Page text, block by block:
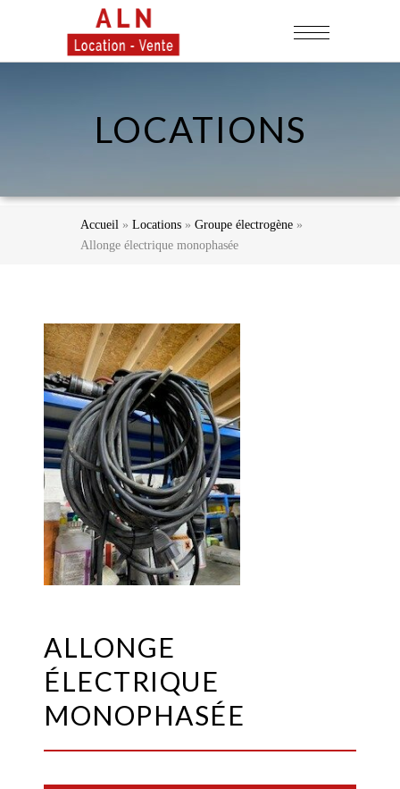
LOCATIONS
Accueil» Locations» Groupe électrogène»
Allonge électrique monophasée
ALLONGE
ÉLECTRIQUE
MONOPHASÉE